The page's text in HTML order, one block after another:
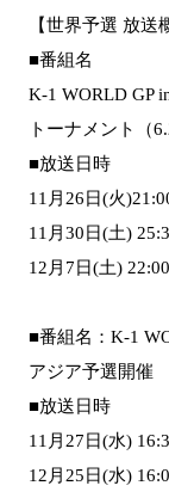
【世界予選 放送
■番組名
K-1 WORLD GP
トーナメント（
■放送日時
11月26日(火
11月30日(土)
12月7日(土)
■番組名：K-1
アジア予選開催
■放送日時
11月27日(水)
12月25日(水)